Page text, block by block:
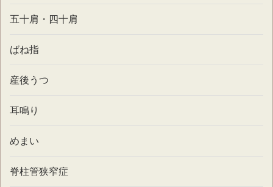
五十肩・四十肩
ばね指
産後うつ
耳鳴り
めまい
脊柱管狭窄症